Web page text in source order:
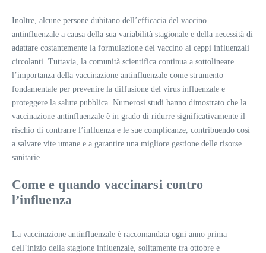
Inoltre, alcune persone dubitano dell’efficacia del vaccino
antinfluenzale a causa della sua variabilità stagionale e della necessità di
adattare costantemente la formulazione del vaccino ai ceppi influenzali
circolanti. Tuttavia, la comunità scientifica continua a sottolineare
l’importanza della vaccinazione antinfluenzale come strumento
fondamentale per prevenire la diffusione del virus influenzale e
proteggere la salute pubblica. Numerosi studi hanno dimostrato che la
vaccinazione antinfluenzale è in grado di ridurre significativamente il
rischio di contrarre l’influenza e le sue complicanze, contribuendo così
a salvare vite umane e a garantire una migliore gestione delle risorse
sanitarie.
Come e quando vaccinarsi contro
l’influenza
La vaccinazione antinfluenzale è raccomandata ogni anno prima
dell’inizio della stagione influenzale, solitamente tra ottobre e